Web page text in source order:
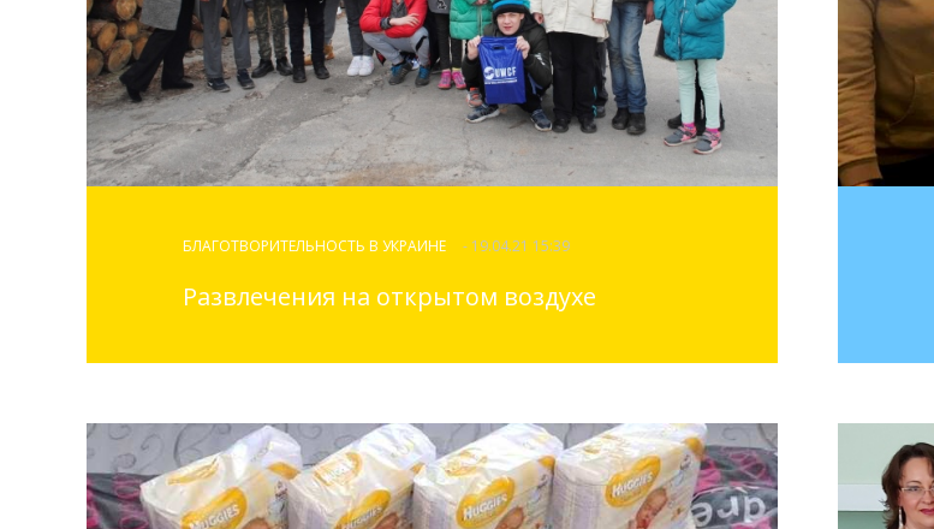
БЛАГОТВОРИТЕЛЬНОСТЬ В УКРАИНЕ - 19.04.21 15:39
Развлечения на открытом воздухе